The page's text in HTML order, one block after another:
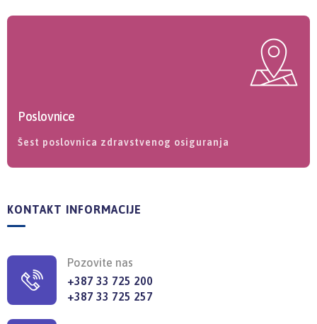
Poslovnice
Šest poslovnica zdravstvenog osiguranja
KONTAKT INFORMACIJE
Pozovite nas
+387 33 725 200
+387 33 725 257